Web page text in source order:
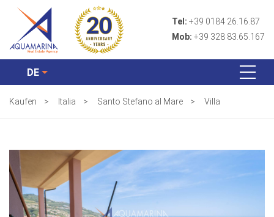
Tel: +39 0184 26.16.87
Mob: +39 328 83.65.167
DE
Kaufen > Italia > Santo Stefano al Mare > Villa